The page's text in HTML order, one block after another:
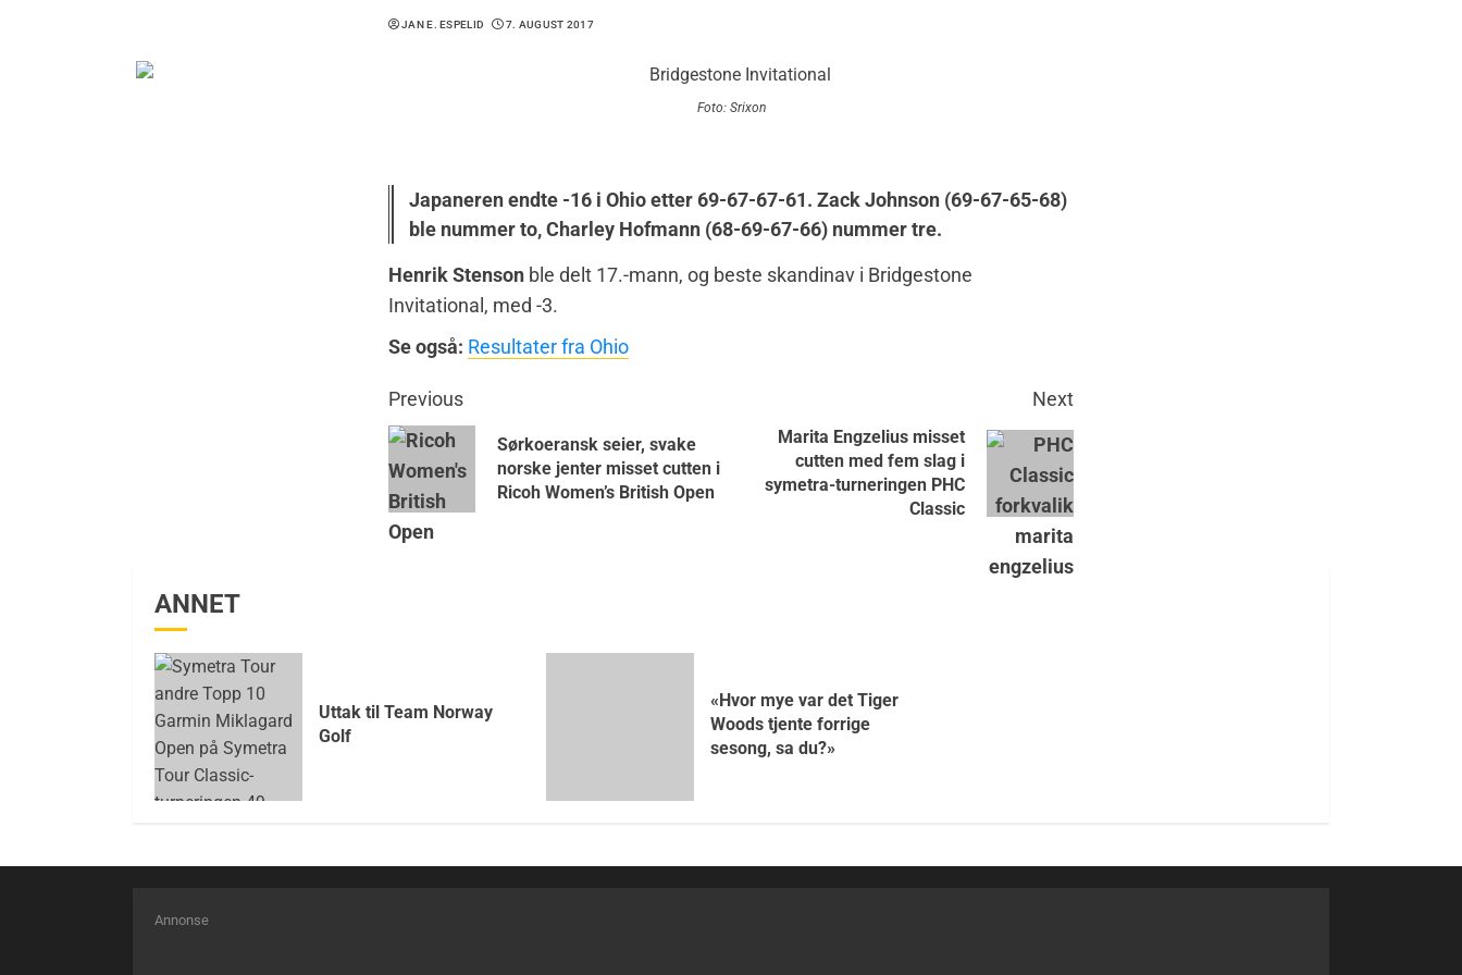
JAN E. ESPELID 7. AUGUST 2017
Foto: Srixon
Japaneren endte -16 i Ohio etter 69-67-67-61. Zack Johnson (69-67-65-68)
ble nummer to, Charley Hofmann (68-69-67-66) nummer tre.
Henrik Stenson ble delt 17.-mann, og beste skandinav i Bridgestone
Invitational, med -3.
Se også: Resultater fra Ohio
Previous
Sørkoeransk seier, svake
norske jenter misset cutten i
Ricoh Women’s British Open
Next
Marita Engzelius misset
cutten med fem slag i
symetra-turneringen PHC
Classic
ANNET
Uttak til Team Norway
Golf
«Hvor mye var det Tiger
Woods tjente forrige
sesong, sa du?»
Annonse